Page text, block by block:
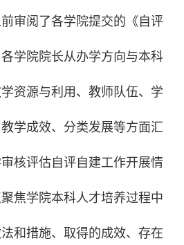
审阅了各学院提交的《自评
学院院长从办学方向与本科
资源与利用、教师队伍、学
学成效、分类发展等方面汇
核评估自评自建工作开展情
焦学院本科人才培养过程中
和措施、取得的成效、存在